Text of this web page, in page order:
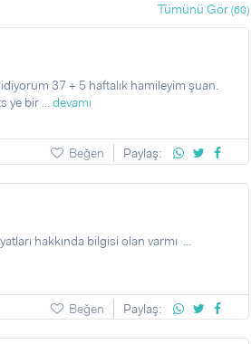
Tümünü Gör(60)
37 + 5 haftalık hamileyim şuan.
ye bir ...devamı
Paylaş:
Beğen
hakkında bilgisi olan varmı ...
Paylaş:
Beğen